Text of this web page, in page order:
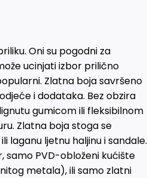
Oni su pogodni za
ucinjati izbor prilično
Zlatna boja savršeno
i dodataka. Bez obzira
gumicom ili fleksibilnom
Zlatna boja stoga se
laganu ljetnu haljinu i sandale.
samo PVD-obloženi kućište
metala), ili samo zlatni